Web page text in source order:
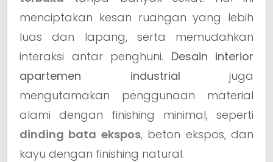
menciptakan kesan ruangan yang lebih
luas dan lapang, serta memudahkan
interaksi antar penghuni. Desain interior
apartemen industrial juga
mengutamakan penggunaan material
alami dengan finishing minimal, seperti
dinding bata ekspos, beton ekspos, dan
kayu dengan finishing natural.